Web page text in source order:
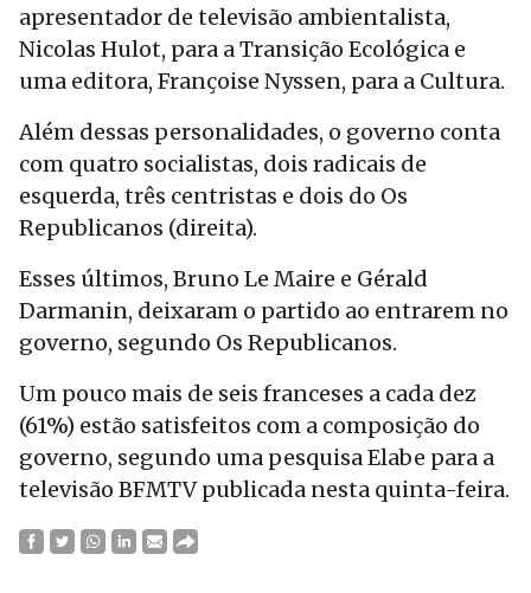
apresentador de televisão ambientalista,
Nicolas Hulot, para a Transição Ecológica e
uma editora, Françoise Nyssen, para a Cultura.
Além dessas personalidades, o governo conta
com quatro socialistas, dois radicais de
esquerda, três centristas e dois do Os
Republicanos (direita).
Esses últimos, Bruno Le Maire e Gérald
Darmanin, deixaram o partido ao entrarem no
governo, segundo Os Republicanos.
Um pouco mais de seis franceses a cada dez
(61%) estão satisfeitos com a composição do
governo, segundo uma pesquisa Elabe para a
televisão BFMTV publicada nesta quinta-feira.